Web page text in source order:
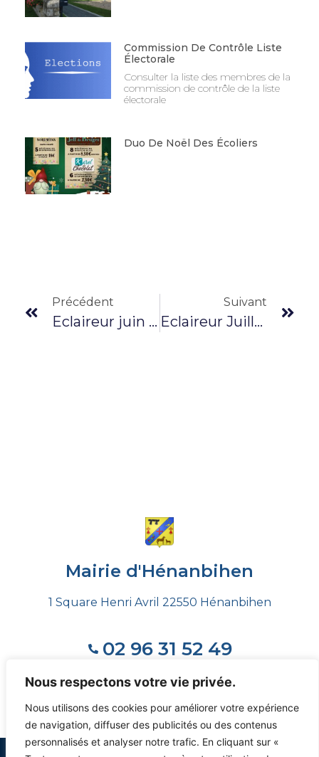
Nous respectons votre vie privée.
Nous utilisons des cookies pour améliorer votre expérience
de navigation, diffuser des publicités ou des contenus
personnalisés et analyser notre trafic. En cliquant sur «
Commission De Contrôle Liste
Électorale
Consulter la liste des membres de la
commission de contrôle de la liste
électorale
Duo De Noël Des Écoliers
Précédent
Eclaireur juin 2025
Suivant
Eclaireur Juillet-Août 2025
Mairie d'Hénanbihen
1 Square Henri Avril 22550 Hénanbihen
02 96 31 52 49
Voir les horaires